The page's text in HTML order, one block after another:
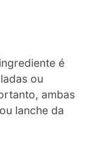
é
ou
ambas
lanche da